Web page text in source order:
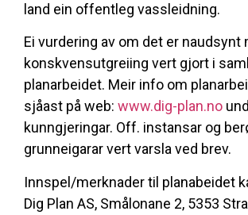
land ein offentleg vassleidning.
Ei vurdering av om det er naudsynt
konskvensutgreiing vert gjort i
planarbeidet. Meir info om
sjåast på web: www.dig-plan.no
kunngjeringar. Off. instansar og
grunneigarar vert varsla ved brev.
Innspel/merknader til planabeidet
Dig Plan AS, Smålonane 2, 5353